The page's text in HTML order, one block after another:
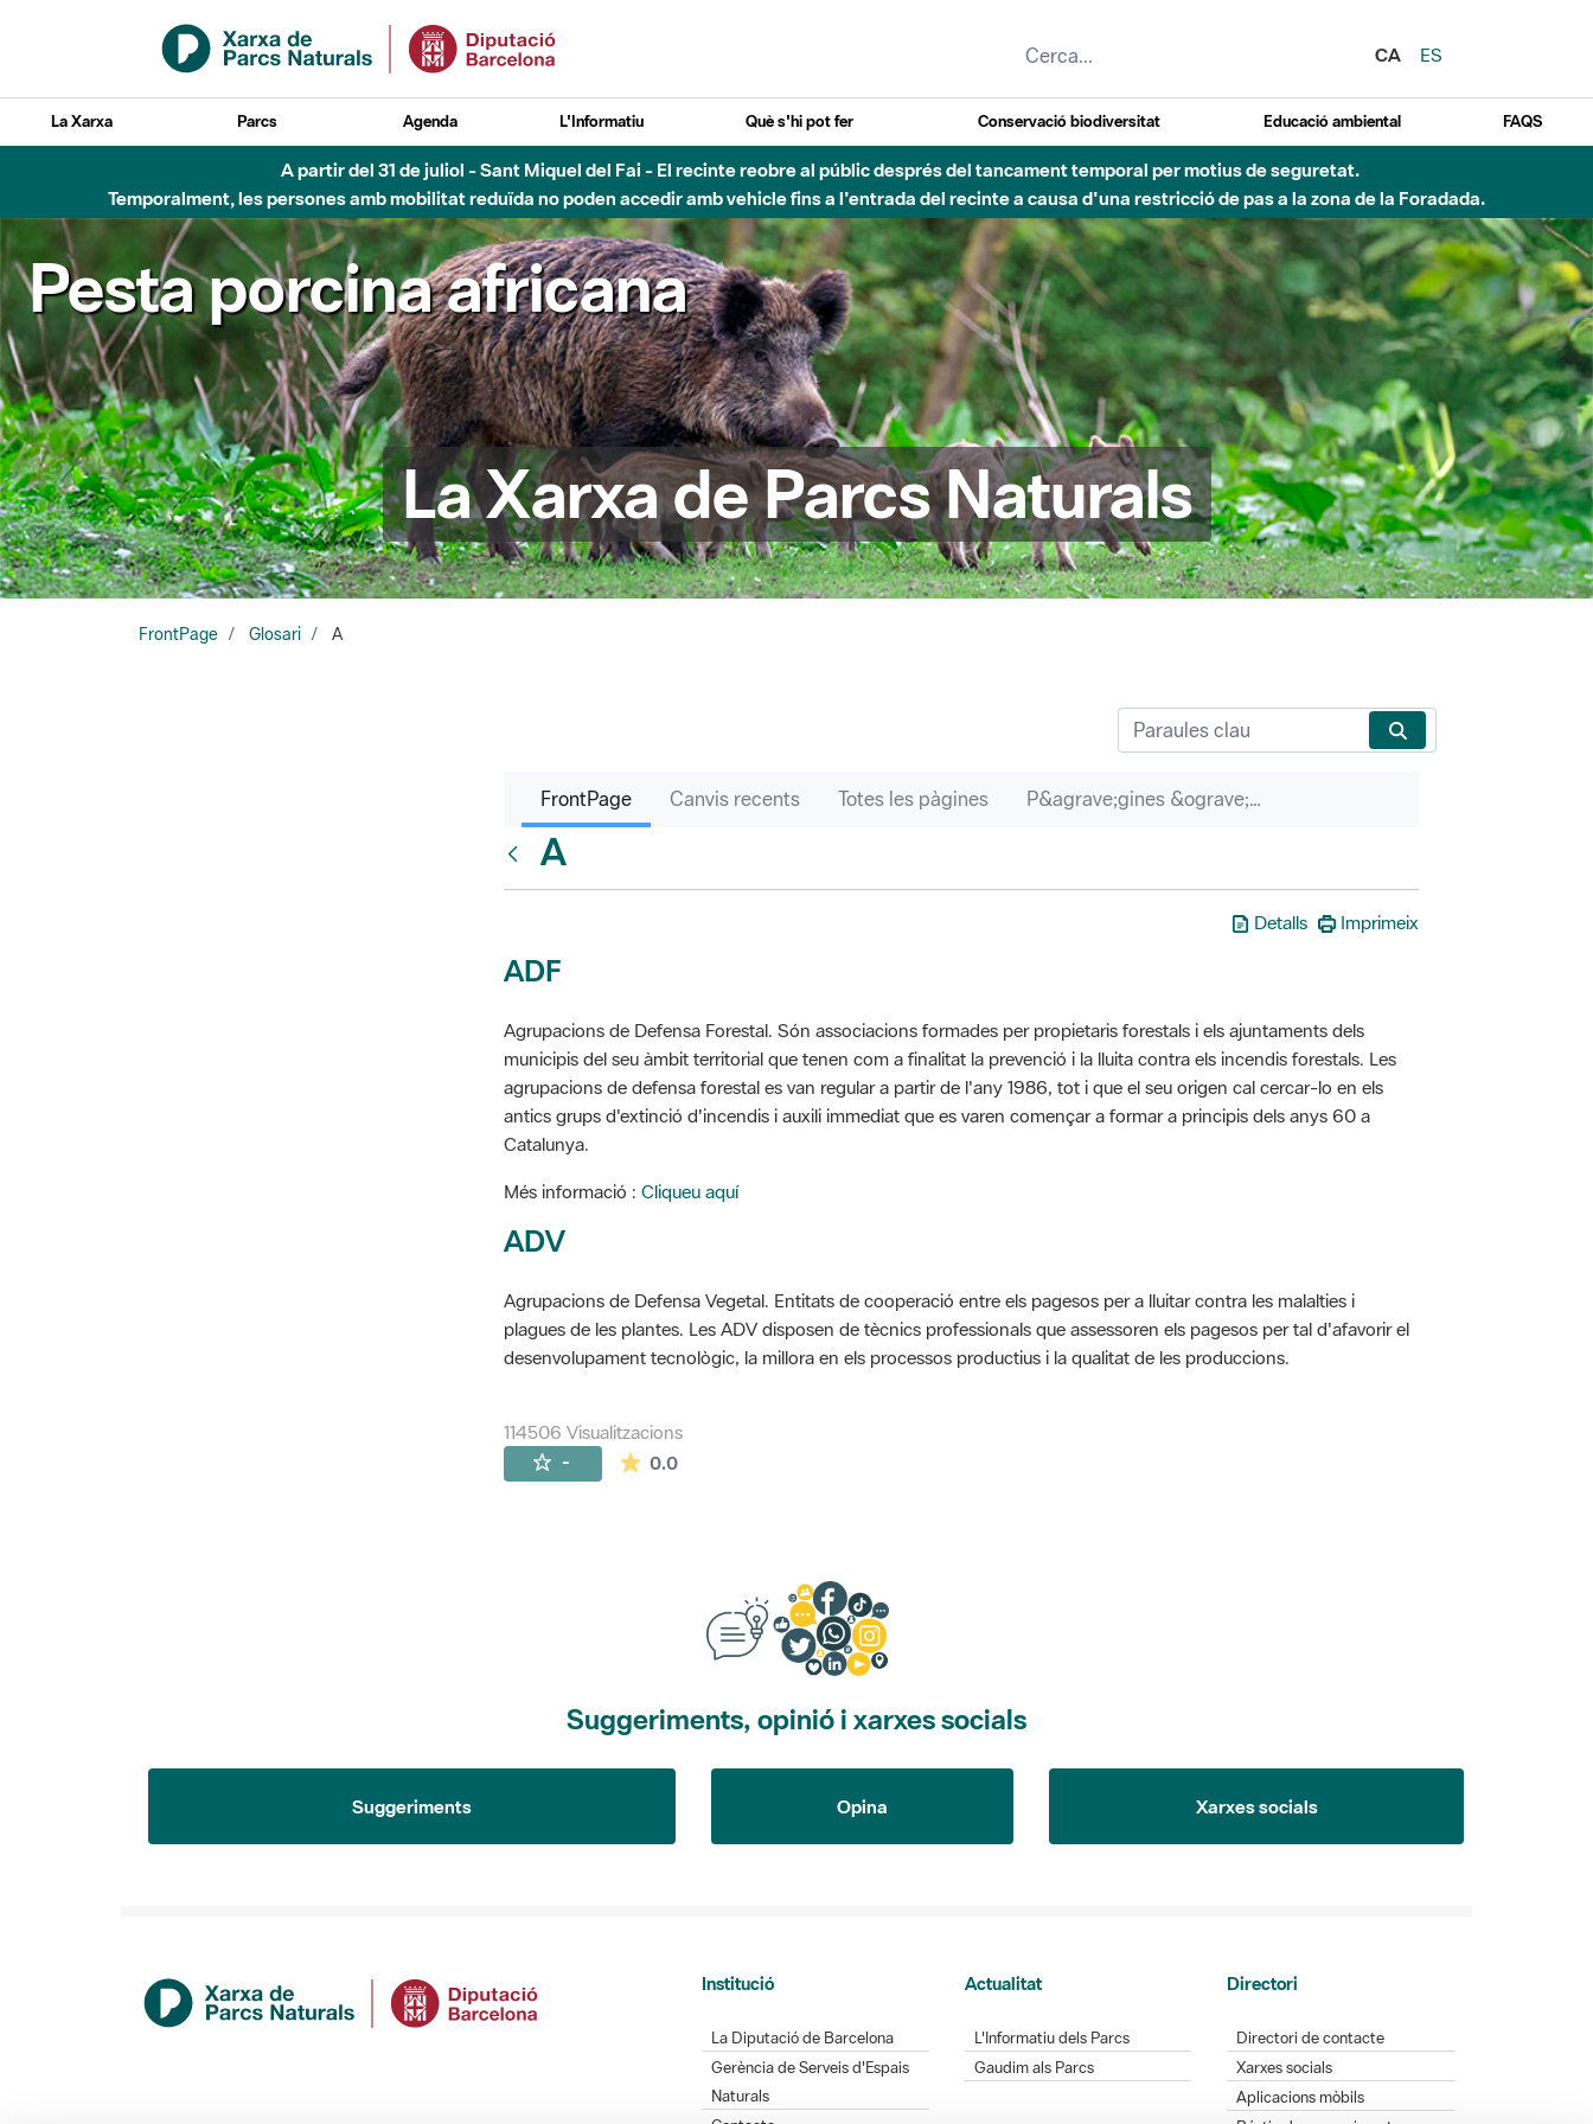
Salta al contingut principal
CA
ES
La Xarxa Parcs Agenda L'Informatiu Què s'hi pot fer Conservació biodiversitat Educació ambiental FAQS
A partir del 31 de juliol - Sant Miquel del Fai - El recinte reobre al públic després del tancament temporal per motius de seguretat.
Temporalment, les persones amb mobilitat reduïda no poden accedir amb vehicle fins a l'entrada del recinte a causa d'una restricció de pas a la zona de la Foradada.
Pesta porcina africana
La Xarxa de Parcs Naturals
FrontPage Glosari A
FrontPage Canvis recents Totes les pàgines P&agrave;gines &ograve;rfenes
A
Detalls Imprimeix
ADF
Agrupacions de Defensa Forestal. Són associacions formades per propietaris forestals i els ajuntaments dels
municipis del seu àmbit territorial que tenen com a finalitat la prevenció i la lluita contra els incendis forestals. Les
agrupacions de defensa forestal es van regular a partir de l'any 1986, tot i que el seu origen cal cercar-lo en els
antics grups d'extinció d'incendis i auxili immediat que es varen començar a formar a principis dels anys 60 a
Catalunya.
Més informació : Cliqueu aquí
ADV
Agrupacions de Defensa Vegetal. Entitats de cooperació entre els pagesos per a lluitar contra les malalties i
plagues de les plantes. Les ADV disposen de tècnics professionals que assessoren els pagesos per tal d'afavorir el
desenvolupament tecnològic, la millora en els processos productius i la qualitat de les produccions.
114506 Visualitzacions
- 0.0La mitjana de les valoracions és de 0 estrelles de 5.
Suggeriments, opinió i xarxes socials
Suggeriments Opina Xarxes socials
Institució
La Diputació de Barcelona
Gerència de Serveis d'Espais
Naturals
Actualitat
L'Informatiu dels Parcs
Gaudim als Parcs
Directori
Directori de contacte
Xarxes socials
Aplicacions mòbils